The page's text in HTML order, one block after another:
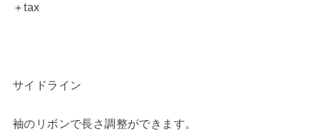
＋tax
サイドライン
袖のリボンで長さ調整ができます。